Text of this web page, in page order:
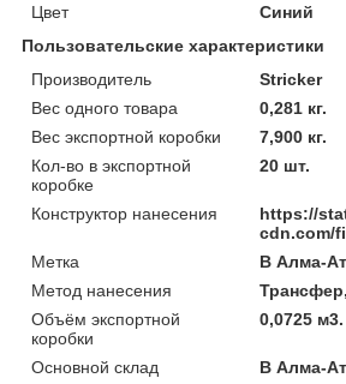
Цвет
Синий
Пользовательские характеристики
Производитель
Stricker
Вес одного товара
0,281 кг.
Вес экспортной коробки
7,900 кг.
Кол-во в экспортной
коробке
20 шт.
Конструктор нанесения
https://
cdn.com/
Метка
В Алма-
Метод нанесения
Объём экспортной
коробки
0,0725 м3.
Основной склад
В Алма-